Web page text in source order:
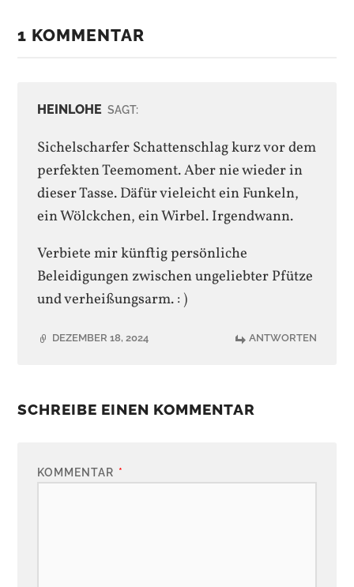
1 KOMMENTAR
HEINLOHE SAGT:
Sichelscharfer Schattenschlag kurz vor dem
perfekten Teemoment. Aber nie wieder in
dieser Tasse. Däfür vieleicht ein Funkeln,
ein Wölckchen, ein Wirbel. Irgendwann.
Verbiete mir künftig persönliche
Beleidigungen zwischen ungeliebter Pfütze
und verheißungsarm. : )
DEZEMBER 18, 2024 ANTWORTEN
SCHREIBE EINEN KOMMENTAR
KOMMENTAR *